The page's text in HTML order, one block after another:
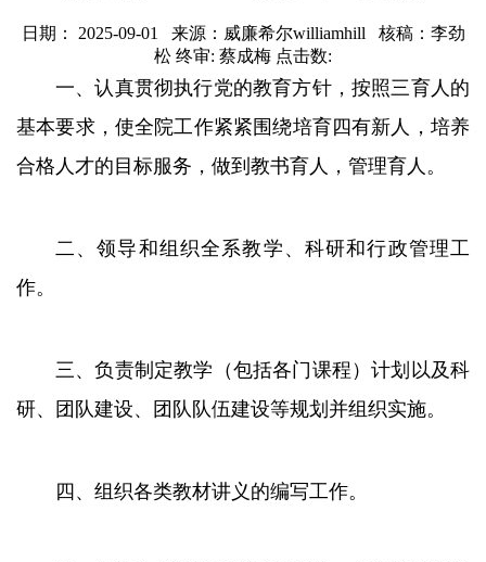
日期： 2025-09-01 来源：威廉希尔williamhill 核稿：李劲
松 终审: 蔡成梅 点击数:
一、认真贯彻执行党的教育方针，按照三育人的
基本要求，使全院工作紧紧围绕培育四有新人，培养
合格人才的目标服务，做到教书育人，管理育人。
二、领导和组织全系教学、科研和行政管理工
作。
三、负责制定教学（包括各门课程）计划以及科
研、团队建设、团队队伍建设等规划并组织实施。
四、组织各类教材讲义的编写工作。